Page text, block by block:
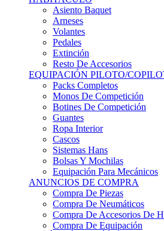
Asiento Baquet
Arneses
Volantes
Pedales
Extinción
Resto De Accesorios
EQUIPACIÓN PILOTO/
Packs Completos
Monos De Competición
Botines De Competición
Guantes
Ropa Interior
Cascos
Sistemas Hans
Bolsas Y Mochilas
Equipación Para Mecánicos
ANUNCIOS DE COMPRA
Compra De Piezas
Compra De Neumáticos
Compra De Accesorios De
Compra De Equipación